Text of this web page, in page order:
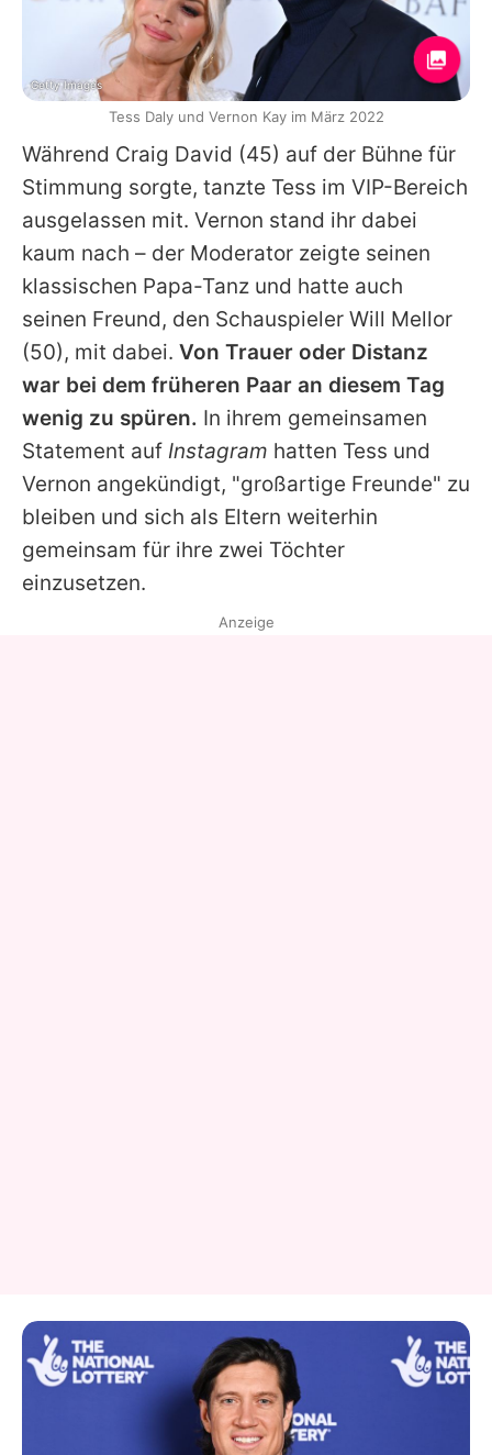
Während Craig David (45) auf der Bühne für
Stimmung sorgte, tanzte Tess im VIP-Bereich
ausgelassen mit. Vernon stand ihr dabei
kaum nach – der Moderator zeigte seinen
klassischen Papa-Tanz und hatte auch
seinen Freund, den Schauspieler Will Mellor
(50), mit dabei. Von Trauer oder Distanz
war bei dem früheren Paar an diesem Tag
wenig zu spüren. In ihrem gemeinsamen
Statement auf Instagram hatten Tess und
Vernon angekündigt, "großartige Freunde" zu
bleiben und sich als Eltern weiterhin
gemeinsam für ihre zwei Töchter
einzusetzen.
Getty Images
Tess Daly und Vernon Kay im März 2022
Anzeige